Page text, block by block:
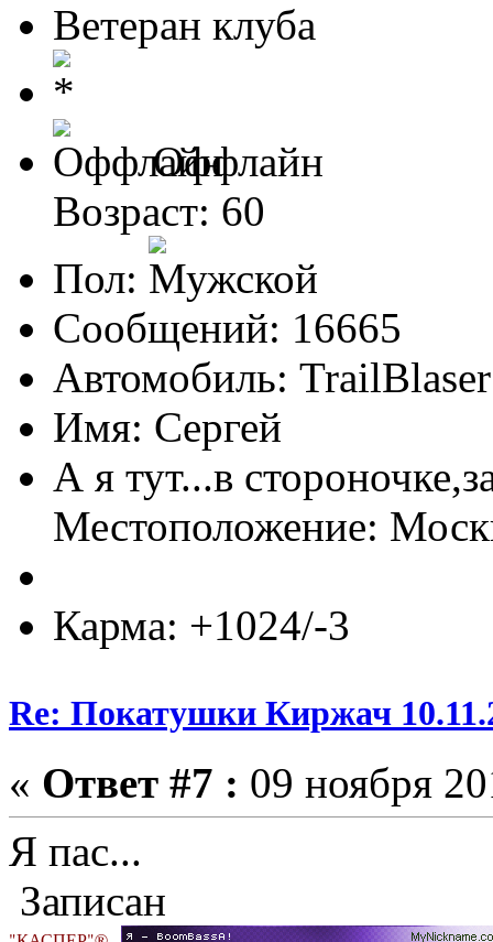
Ветеран клуба
Оффлайн
Возраст: 60
Пол:
Сообщений: 16665
Автомобиль:
Имя: Сергей
А я тут...в
Местоположение:
Карма: +1024/-3
Re: Покатушки Киржач
« Ответ #7 : 09 ноября
Я пас...
Записан